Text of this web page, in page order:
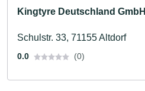
Kingtyre Deutschland GmbH
Schulstr. 33, 71155 Altdorf
0.0 (0)